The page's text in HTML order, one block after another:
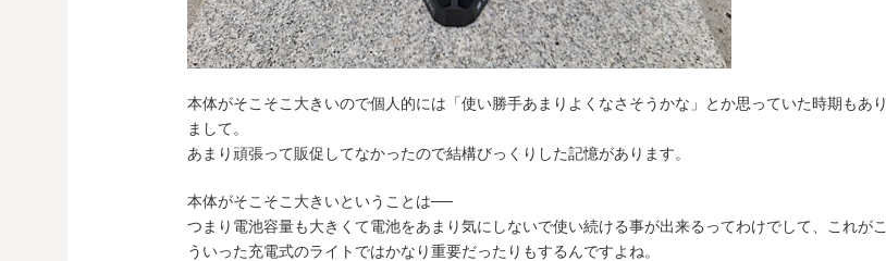
本体がそこそこ大きいので個人的には「使い勝手あまりよくなさそうかな」とか思っていた時期もあり
まして。
あまり頑張って販促してなかったので結構びっくりした記憶があります。
本体がそこそこ大きいということは──
つまり電池容量も大きくて電池をあまり気にしないで使い続ける事が出来るってわけでして、これがこ
ういった充電式のライトではかなり重要だったりもするんですよね。